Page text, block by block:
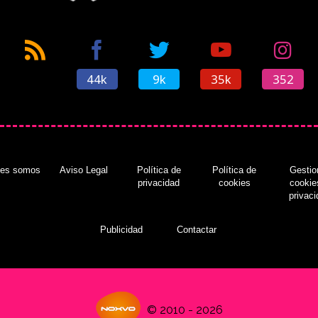
44k 9k 35k 352
somos Aviso Legal
Política de
privacidad
Política de
cookies
Publicidad Contactar
© 2010 - 2026